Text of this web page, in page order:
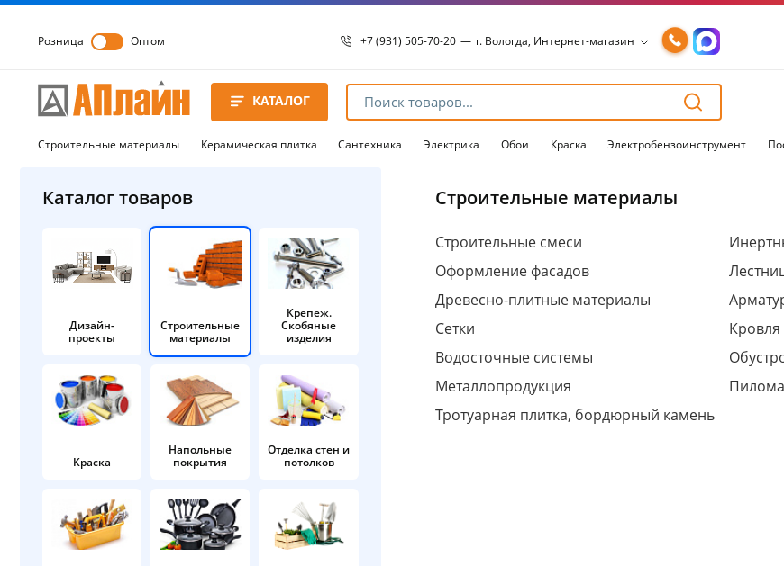
Розница Оптом +7 (931) 505-70-20 — г. Вологда, Интернет-магазин
8 8172 54-15-98
8 8172 54-15-96
г. Вологда, Пошехонское ш., 18
КАТАЛОГ
Строительные материалы Керамическая плитка Сантехника Электрика Обои Краска Электробензоинструмент
Каталог товаров
Дизайн-
проекты
Строительные
материалы
Крепеж.
Скобяные
изделия
Краска
Напольные
покрытия
Отделка стен и
потолков
Строительные материалы
Строительные смеси
Оформление фасадов
Древесно-плитные материалы
Сетки
Водосточные системы
Металлопродукция
Тротуарная плитка, бордюрный камень
Кровля
Для клиентов всех банков
Разбейтеоплату
на части
без переплат
График платежей